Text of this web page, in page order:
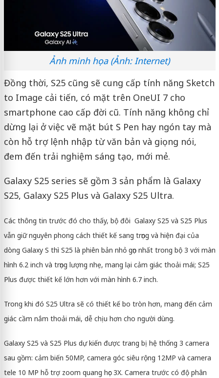
Ảnh minh họa (Ảnh: Internet)
Đồng thời, S25 cũng sẽ cung cấp tính năng Sketch
to Image cải tiến, có mặt trên OneUI 7 cho
smartphone cao cấp đời cũ. Tính năng không chỉ
dừng lại ở việc vẽ mặt bút S Pen hay ngón tay mà
còn hỗ trợ lệnh nhập từ văn bản và giọng nói,
đem đến trải nghiệm sáng tạo, mới mẻ.
Galaxy S25 series sẽ gồm 3 sản phẩm là Galaxy
S25, Galaxy S25 Plus và Galaxy S25 Ultra.
Các thông tin trước đó cho thấy, bộ đôi Galaxy S25 và S25 Plus
vẫn giữ nguyên phong cách thiết kế sang trọng và hiện đại của
dòng Galaxy S thì S25 là phiên bản nhỏ gọn nhất trong bộ 3 với màn
hình 6.2 inch và trọng lượng nhẹ, mang lại cảm giác thoải mái; S25
Plus được thiết kế lớn hơn với màn hình 6.7 inch.
Trong khi đó S25 Ultra sẽ có thiết kế bo tròn hơn, mang đến cảm
giác cầm nắm thoải mái, dễ chịu hơn cho người dùng.
Galaxy S25 và S25 Plus dự kiến được trang bị hệ thống 3 camera
sau gồm: cảm biến 50MP, camera góc siêu rộng 12MP và camera
tele 10 MP hỗ trợ zoom quang học 3X. Camera trước có độ phân